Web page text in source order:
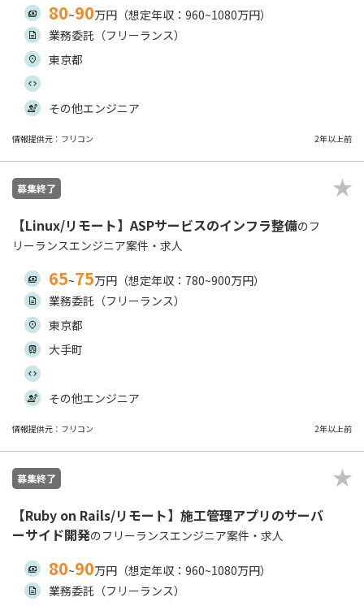
80~90万円（想定年収：960~1080万円）
業務委託（フリーランス）
東京都
その他エンジニア
情報提供元：フリコン 2年以上前
募集終了
【Linux/リモート】ASPサービスのインフラ整備のフ
リーランスエンジニア案件・求人
65~75万円（想定年収：780~900万円）
業務委託（フリーランス）
東京都
大手町
その他エンジニア
情報提供元：フリコン 2年以上前
募集終了
【Ruby on Rails/リモート】施工管理アプリのサーバ
ーサイド開発のフリーランスエンジニア案件・求人
80~90万円（想定年収：960~1080万円）
業務委託（フリーランス）